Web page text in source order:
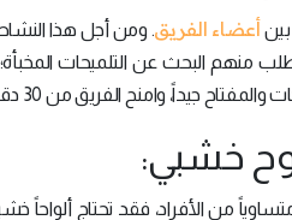
أعضاء الفريق. ومن أجل هذا
منهم البحث عن التلميحات
وامنح الفريق من 30 دقيقة إلى ساعة لإنجاز النشاط.